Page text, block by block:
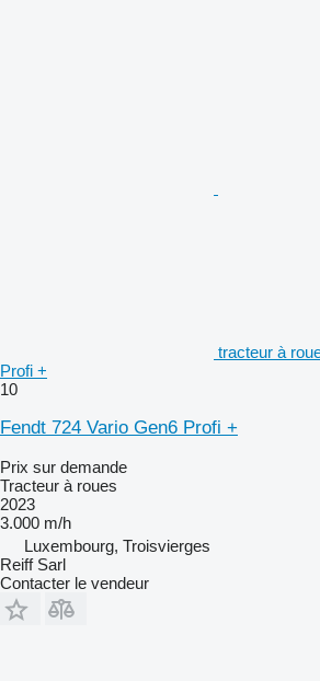
tracteur à
Profi +
10
Fendt 724 Vario Gen6 Profi +
Prix sur demande
Tracteur à roues
2023
3.000 m/h
Luxembourg, Troisvierges
Reiff Sarl
Contacter le vendeur